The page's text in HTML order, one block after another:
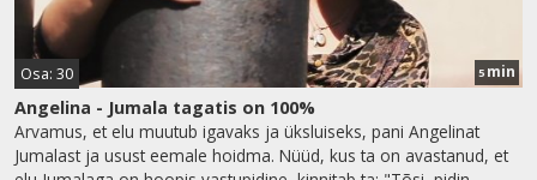
Osa: 30 5 min
Angelina - Jumala tagatis on 100%
Arvamus, et elu muutub igavaks ja üksluiseks, pani Angelinat
Jumalast ja usust eemale hoidma. Nüüd, kus ta on avastanud, et